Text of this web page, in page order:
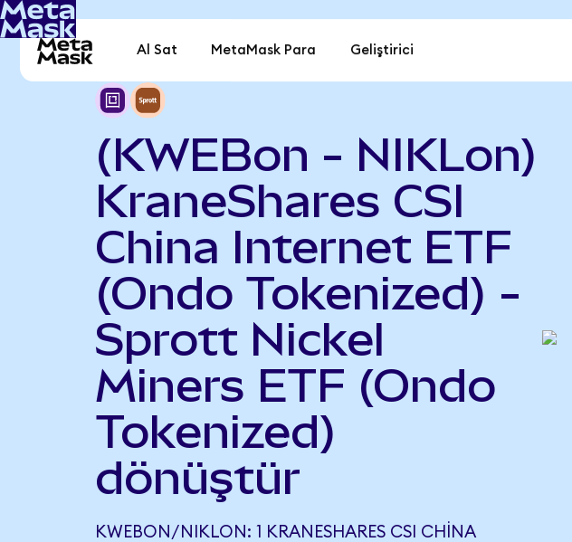
Al Sat MetaMask Para Geliştirici
(KWEBon - NIKLon)
KraneShares CSI
China Internet ETF
(Ondo Tokenized) -
Sprott Nickel
Miners ETF (Ondo
Tokenized)
dönüştür
KWEBON/NIKLON: 1 KRANESHARES CSI CHINA